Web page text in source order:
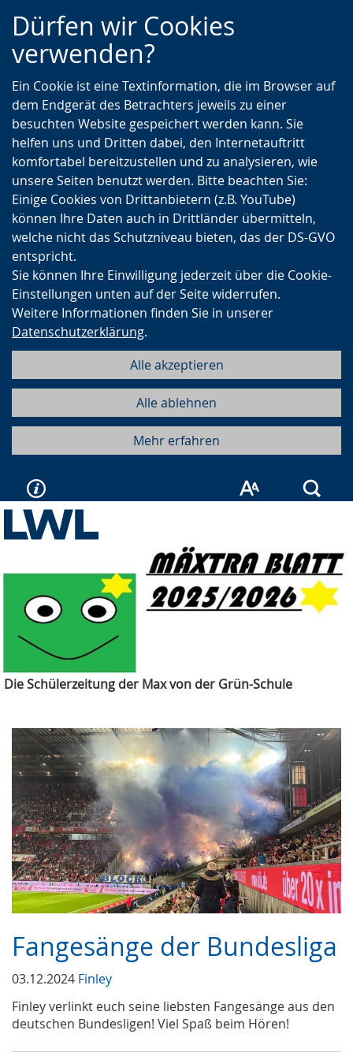
Zur
Hauptnavigation
Zur
Seitennavigation
Zum
Inhalt
Dürfen wir Cookies
verwenden?
Ein Cookie ist eine Textinformation, die im Browser auf
dem Endgerät des Betrachters jeweils zu einer
besuchten Website gespeichert werden kann. Sie
helfen uns und Dritten dabei, den Internetauftritt
komfortabel bereitzustellen und zu analysieren, wie
unsere Seiten benutzt werden. Bitte beachten Sie:
Einige Cookies von Drittanbietern (z.B. YouTube)
können Ihre Daten auch in Drittländer übermitteln,
welche nicht das Schutzniveau bieten, das der DS-GVO
entspricht.
Sie können Ihre Einwilligung jederzeit über die Cookie-
Einstellungen unten auf der Seite widerrufen.
Weitere Informationen finden Sie in unserer
Datenschutzerklärung.
Alle akzeptieren
Alle ablehnen
Mehr erfahren
Die Schülerzeitung der Max von der Grün-Schule
Fangesänge der Bundesliga
03.12.2024 Finley
Finley verlinkt euch seine liebsten Fangesänge aus den
deutschen Bundesligen! Viel Spaß beim Hören!